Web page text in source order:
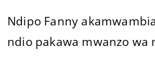
Ndipo Fanny
ndio pakawa mwanzo